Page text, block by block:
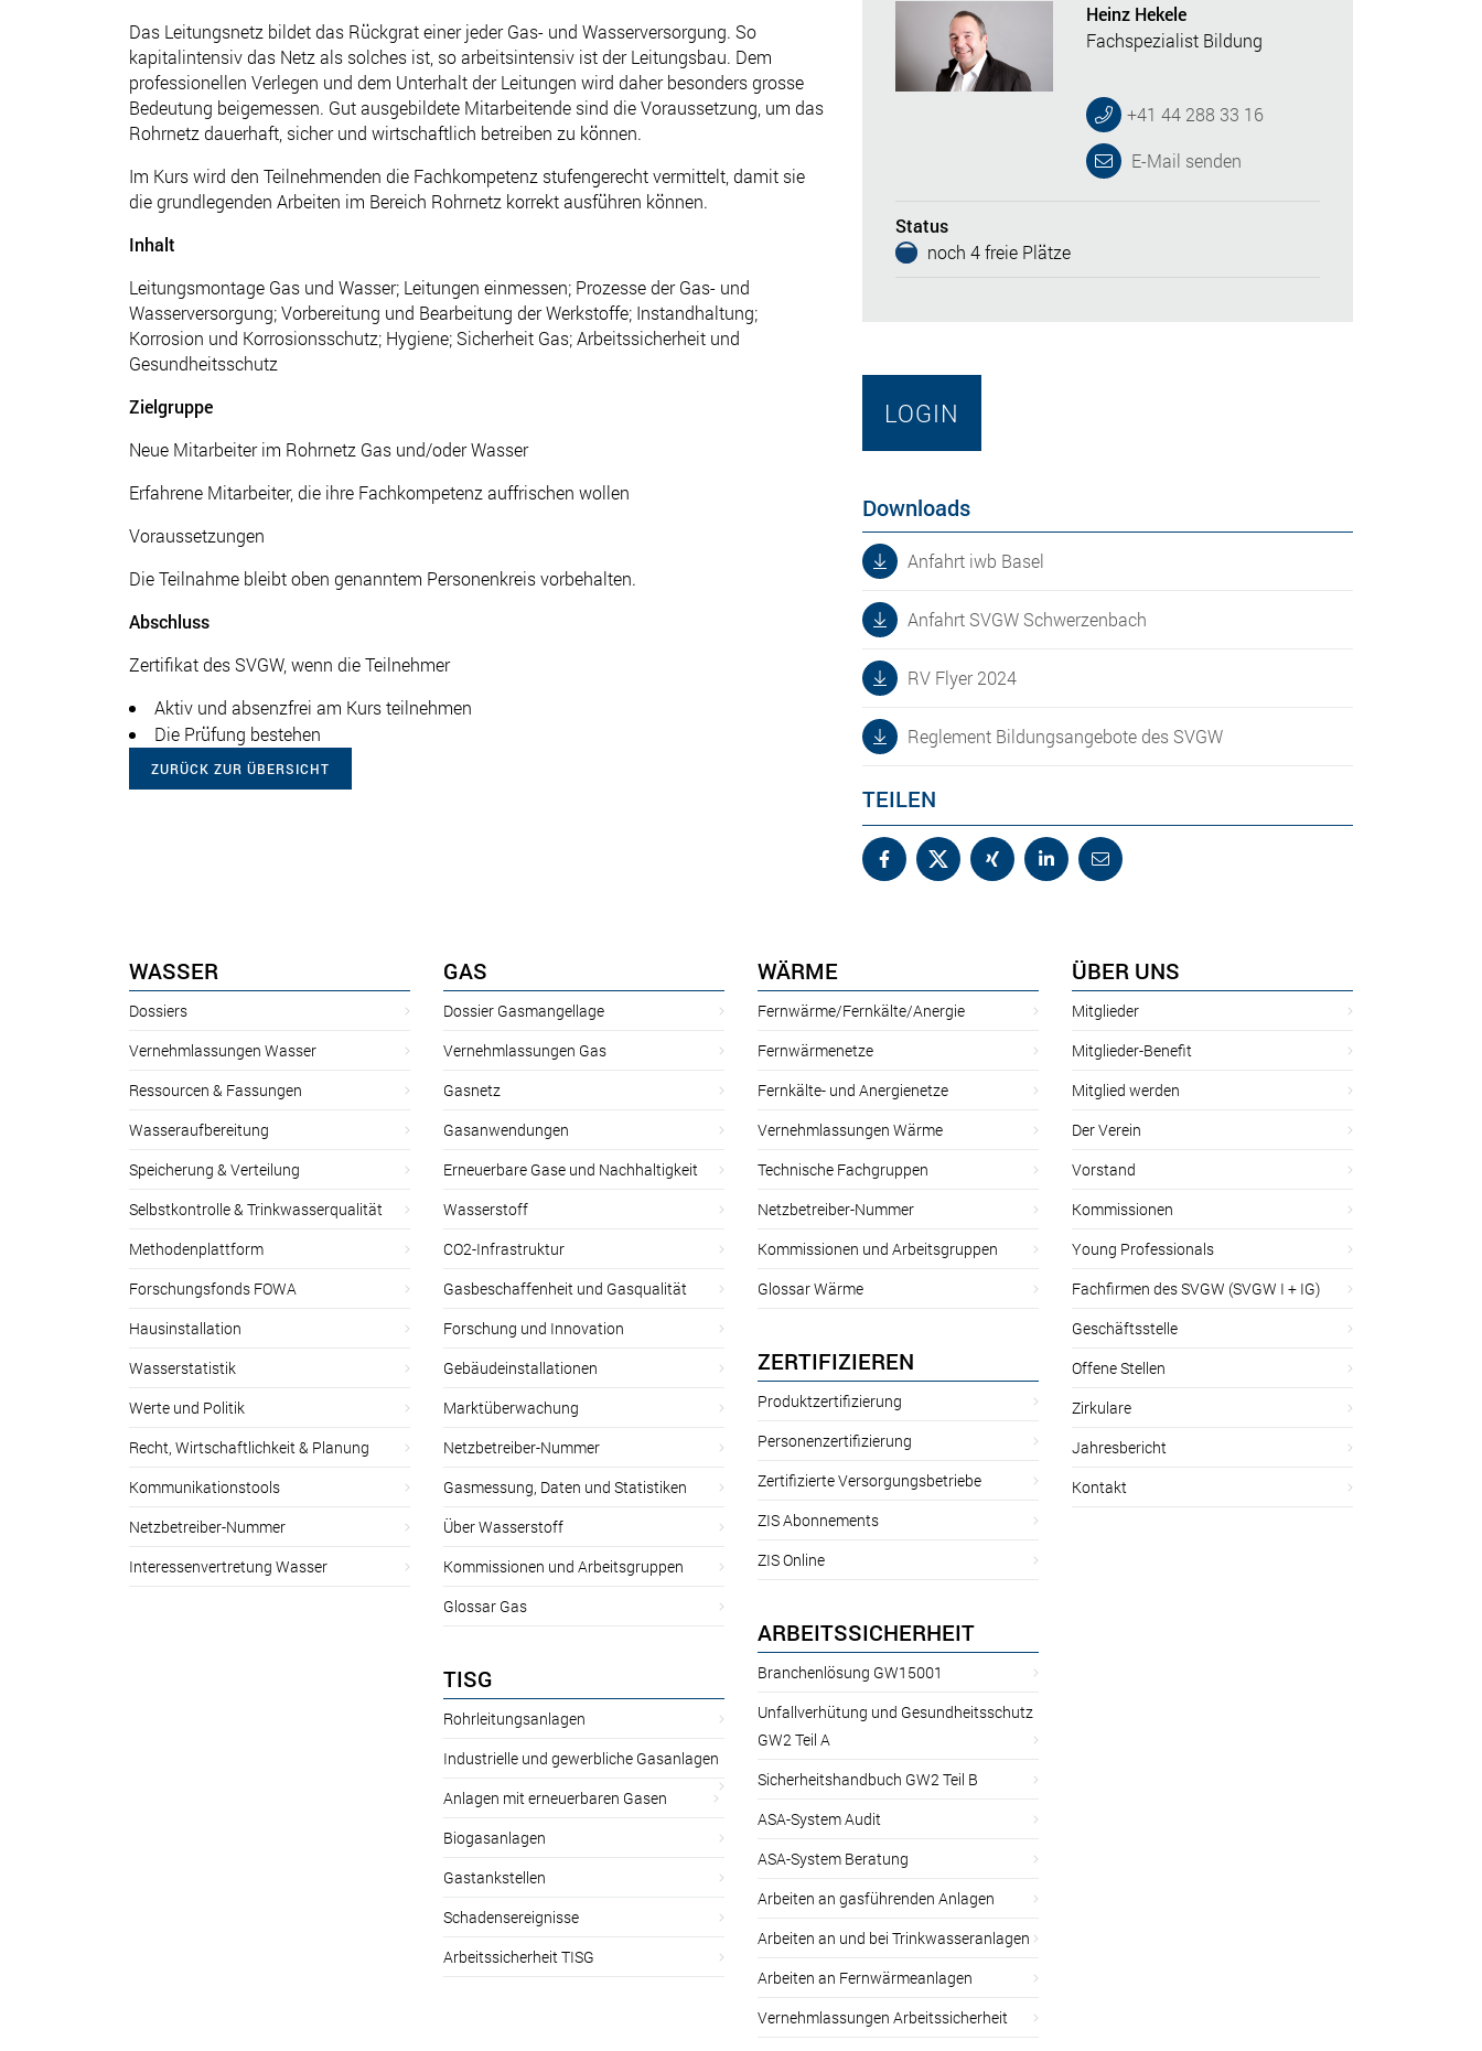
Das Leitungsnetz bildet das Rückgrat einer jeder Gas- und Wasserversorgung. So
kapitalintensiv das Netz als solches ist, so arbeitsintensiv ist der Leitungsbau. Dem
professionellen Verlegen und dem Unterhalt der Leitungen wird daher besonders grosse
Bedeutung beigemessen. Gut ausgebildete Mitarbeitende sind die Voraussetzung, um das
Rohrnetz dauerhaft, sicher und wirtschaftlich betreiben zu können.
Im Kurs wird den Teilnehmenden die Fachkompetenz stufengerecht vermittelt, damit sie
die grundlegenden Arbeiten im Bereich Rohrnetz korrekt ausführen können.
Inhalt
Leitungsmontage Gas und Wasser; Leitungen einmessen; Prozesse der Gas- und
Wasserversorgung; Vorbereitung und Bearbeitung der Werkstoffe; Instandhaltung;
Korrosion und Korrosionsschutz; Hygiene; Sicherheit Gas; Arbeitssicherheit und
Gesundheitsschutz
Zielgruppe
Neue Mitarbeiter im Rohrnetz Gas und/oder Wasser
Erfahrene Mitarbeiter, die ihre Fachkompetenz auffrischen wollen
Voraussetzungen
Die Teilnahme bleibt oben genanntem Personenkreis vorbehalten.
Abschluss
Zertifikat des SVGW, wenn die Teilnehmer
Aktiv und absenzfrei am Kurs teilnehmen
Die Prüfung bestehen
ZURÜCK ZUR ÜBERSICHT
Heinz Hekele
Fachspezialist Bildung
+41 44 288 33 16
E-Mail senden
Status
noch 4 freie Plätze
LOGIN
Downloads
Anfahrt iwb Basel
Anfahrt SVGW Schwerzenbach
RV Flyer 2024
Reglement Bildungsangebote des SVGW
TEILEN
WASSER
Dossiers
Vernehmlassungen Wasser
Ressourcen & Fassungen
Wasseraufbereitung
Speicherung & Verteilung
Selbstkontrolle & Trinkwasserqualität
Methodenplattform
Forschungsfonds FOWA
Hausinstallation
Wasserstatistik
Werte und Politik
Recht, Wirtschaftlichkeit & Planung
Kommunikationstools
Netzbetreiber-Nummer
Interessenvertretung Wasser
GAS
Dossier Gasmangellage
Vernehmlassungen Gas
Gasnetz
Gasanwendungen
Erneuerbare Gase und Nachhaltigkeit
Wasserstoff
CO2-Infrastruktur
Gasbeschaffenheit und Gasqualität
Forschung und Innovation
Gebäudeinstallationen
Marktüberwachung
Netzbetreiber-Nummer
Gasmessung, Daten und Statistiken
Über Wasserstoff
Kommissionen und Arbeitsgruppen
Glossar Gas
TISG
Rohrleitungsanlagen
Industrielle und gewerbliche Gasanlagen
Anlagen mit erneuerbaren Gasen
Biogasanlagen
Gastankstellen
Schadensereignisse
Arbeitssicherheit TISG
WÄRME
Fernwärme/Fernkälte/Anergie
Fernwärmenetze
Fernkälte- und Anergienetze
Vernehmlassungen Wärme
Technische Fachgruppen
Netzbetreiber-Nummer
Kommissionen und Arbeitsgruppen
Glossar Wärme
ZERTIFIZIEREN
Produktzertifizierung
Personenzertifizierung
Zertifizierte Versorgungsbetriebe
ZIS Abonnements
ZIS Online
ARBEITSSICHERHEIT
Branchenlösung GW15001
Unfallverhütung und Gesundheitsschutz
GW2 Teil A
Sicherheitshandbuch GW2 Teil B
ASA-System Audit
ASA-System Beratung
Arbeiten an gasführenden Anlagen
Arbeiten an und bei Trinkwasseranlagen
Arbeiten an Fernwärmeanlagen
Vernehmlassungen Arbeitssicherheit
ÜBER UNS
Mitglieder
Mitglieder-Benefit
Mitglied werden
Der Verein
Vorstand
Kommissionen
Young Professionals
Fachfirmen des SVGW (SVGW I + IG)
Geschäftsstelle
Offene Stellen
Zirkulare
Jahresbericht
Kontakt